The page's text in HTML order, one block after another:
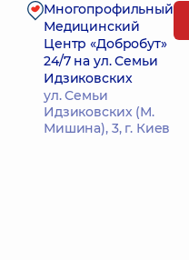
Многопрофильный
Медицинский
Центр «Добробут»
24/7 на ул. Семьи
Идзиковских
ул. Семьи
Идзиковских (М.
Мишина), 3, г. Киев